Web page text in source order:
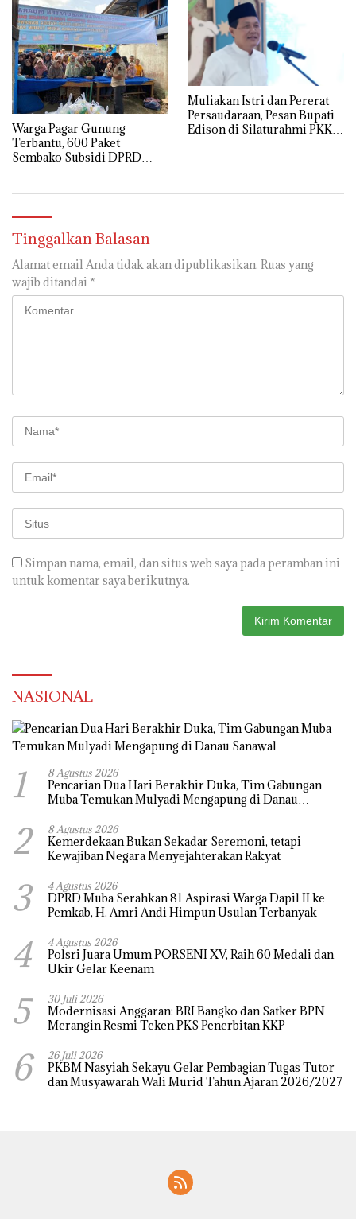
Warga Pagar Gunung
Terbantu, 600 Paket
Sembako Subsidi DPRD
Muliakan Istri dan Pererat
Persaudaraan, Pesan Bupati
Edison di Silaturahmi PKK
Tinggalkan Balasan
Alamat email Anda tidak akan dipublikasikan. Ruas yang
wajib ditandai *
Simpan nama, email, dan situs web saya pada peramban ini
untuk komentar saya berikutnya.
NASIONAL
1 8 Agustus 2026
Pencarian Dua Hari Berakhir Duka, Tim Gabungan
Muba Temukan Mulyadi Mengapung di Danau
2 8 Agustus 2026
Kemerdekaan Bukan Sekadar Seremoni, tetapi
Kewajiban Negara Menyejahterakan Rakyat
3 4 Agustus 2026
DPRD Muba Serahkan 81 Aspirasi Warga Dapil II ke
Pemkab, H. Amri Andi Himpun Usulan Terbanyak
4 4 Agustus 2026
Polsri Juara Umum PORSENI XV, Raih 60 Medali dan
Ukir Gelar Keenam
5 30 Juli 2026
Modernisasi Anggaran: BRI Bangko dan Satker BPN
Merangin Resmi Teken PKS Penerbitan KKP
6 26 Juli 2026
PKBM Nasyiah Sekayu Gelar Pembagian Tugas Tutor
dan Musyawarah Wali Murid Tahun Ajaran 2026/2027